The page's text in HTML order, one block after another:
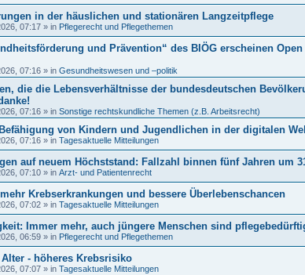
in der häuslichen und stationären Langzeitpflege
07:17 » in Pflegerecht und Pflegethemen
und Prävention“ des BIÖG erscheinen
07:16 » in Gesundheitswesen und –politik
die die Lebensverhältnisse der bundesdeutschen
07:16 » in Sonstige rechtskundliche Themen (z.B. Arbeitsrecht)
von Kindern und Jugendlichen in der digitalen
07:16 » in Tagesaktuelle Mitteilungen
auf neuem Höchststand: Fallzahl binnen fünf Jahren um
07:10 » in Arzt- und Patientenrecht
Krebserkrankungen und bessere Überlebenschancen
07:02 » in Tagesaktuelle Mitteilungen
Immer mehr, auch jüngere Menschen sind
06:59 » in Pflegerecht und Pflegethemen
- höheres Krebsrisiko
07:07 » in Tagesaktuelle Mitteilungen